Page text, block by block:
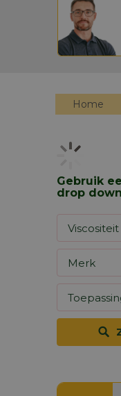
Home
Gebruik
drop